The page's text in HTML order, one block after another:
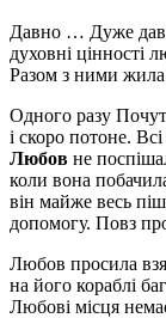
Давно … Дуже
духовні цінності
Разом з ними
Одного разу
і скоро потоне.
Любов не
коли вона
він майже весь
допомогу. Повз
Любов просила
на його кораблі
Любові місця